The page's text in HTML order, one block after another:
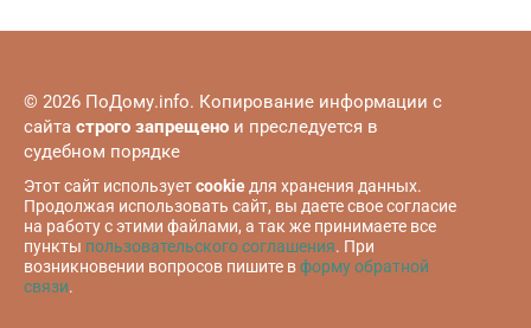
© 2026 ПоДому.info. Копирование информации с
сайта строго запрещено и преследуется в
судебном порядке
Этот сайт используетcookieдля хранения данных.
Продолжая использовать сайт, вы даете свое согласие
на работу с этими файлами, а так же принимаете все
пункты пользовательского соглашения. При
возникновении вопросов пишите вформу обратной
связи.